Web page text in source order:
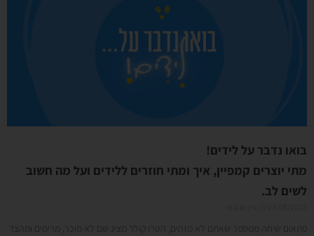
בואו נדבר על לידים!
מתי יוצרים קמפיין, איך ומתי חוזרים ללידים ועל מה חשוב
לשים לב.
פתאום שיחה ממספר שאתם לא מזהים, הטרו קולר מציג שם לא מוכר, מרימים ומהצד